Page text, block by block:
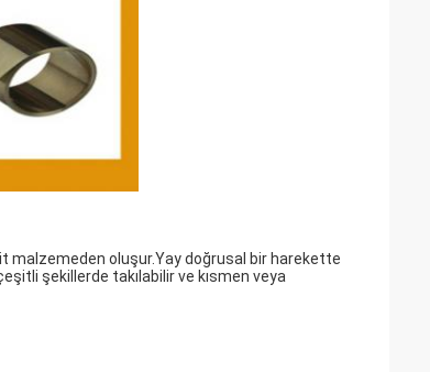
malzemeden oluşur.Yay doğrusal bir harekette
şekillerde takılabilir ve kısmen veya